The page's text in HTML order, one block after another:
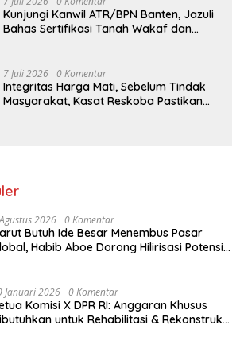
Kunjungi Kanwil ATR/BPN Banten, Jazuli
Bahas Sertifikasi Tanah Wakaf dan
7 Juli 2026 0 Komentar
Integritas Harga Mati, Sebelum Tindak
Masyarakat, Kasat Reskoba Pastikan
2026 0 Komentar
Butuh Ide Besar Menembus Pasar
Habib Aboe Dorong Hilirisasi Potensi
Januari 2026 0 Komentar
Komisi X DPR RI: Anggaran Khusus
untuk Rehabilitasi & Rekonstruksi